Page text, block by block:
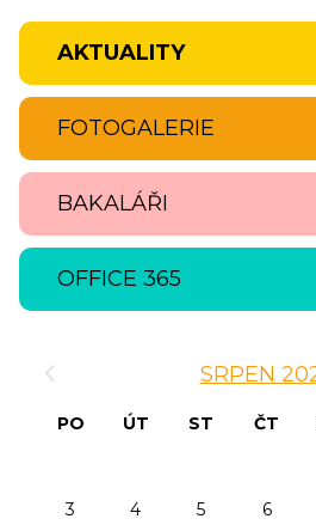
AKTUALITY
FOTOGALERIE
BAKALÁŘI
OFFICE 365
SRPEN
PO ÚT ST ČT
3
4 5 6